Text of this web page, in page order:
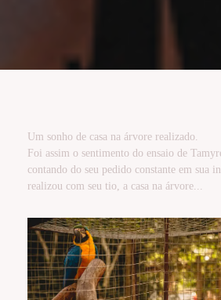
Um sonho de casa na árvore realizado.
Foi assim o sentimento do ensaio de
contando do seu pedido constante em sua
realizou com seu tio, a casa na árvore...